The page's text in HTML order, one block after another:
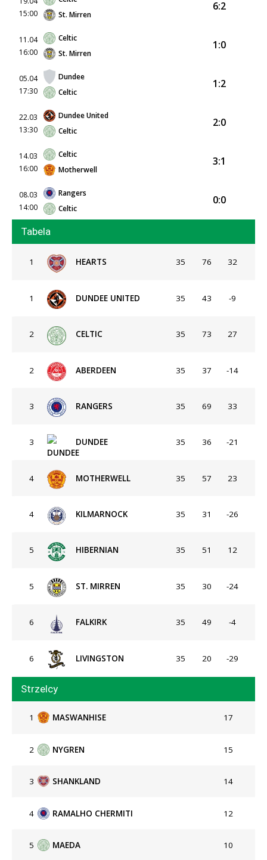
15:00
St. Mirren
6:2
11.04
16:00
Celtic
St. Mirren
1:0
05.04
17:30
Dundee
Celtic
1:2
22.03
13:30
Dundee United
Celtic
2:0
14.03
16:00
Celtic
Motherwell
3:1
08.03
14:00
Rangers
Celtic
0:0
Tabela
1 HEARTS 35 76 32
1 DUNDEE UNITED 35 43 -9
2 CELTIC 35 73 27
2 ABERDEEN 35 37 -14
3 RANGERS 35 69 33
3 DUNDEE 35 36 -21
4 MOTHERWELL 35 57 23
4 KILMARNOCK 35 31 -26
5 HIBERNIAN 35 51 12
5 ST. MIRREN 35 30 -24
6 FALKIRK 35 49 -4
6 LIVINGSTON 35 20 -29
Strzelcy
1 MASWANHISE 17
2 NYGREN 15
3 SHANKLAND 14
4 RAMALHO CHERMITI 12
5 MAEDA 10